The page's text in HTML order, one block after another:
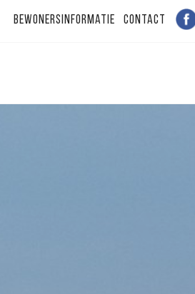
Bewonersinformatie Contact